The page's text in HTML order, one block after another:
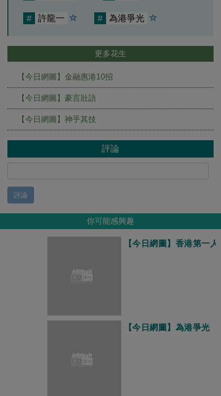
# 許龍一 # 為港爭光
更多花生
【今日網圖】金融惠港10招
【今日網圖】豪言壯語
【今日網圖】神乎其技
評論
評論
你可能感興趣
【今日網圖】香港第一人
【今日網圖】為港爭光